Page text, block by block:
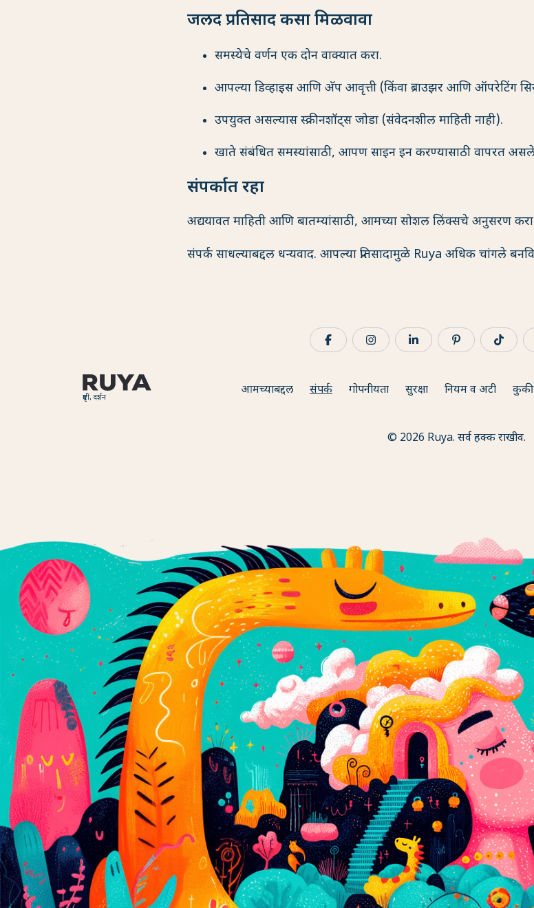
जलद प्रतिसाद कसा मिळवावा
समस्येचे वर्णन एक दोन वाक्यात करा.
आपल्या डिव्हाइस आणि अ‍ॅप आवृत्ती (किंवा ब्राउझर आणि ऑपरेटिंग
उपयुक्त असल्यास स्क्रीनशॉट्स जोडा (संवेदनशील माहिती नाही).
खाते संबंधित समस्यांसाठी, आपण साइन इन करण्यासाठी वापरत
संपर्कात रहा
अद्ययावत माहिती आणि बातम्यांसाठी, आमच्या सोशल लिंक्सचे अनुसरण
संपर्क साधल्याबद्दल धन्यवाद. आपल्या प्रतिसादामुळे Ruya अधिक चांगले
दृष्टी, दर्शन आमच्याबद्दल संपर्क गोपनीयता सुरक्षा नियम व अटी कुकी
© 2026 Ruya. सर्व हक्क राखीव.